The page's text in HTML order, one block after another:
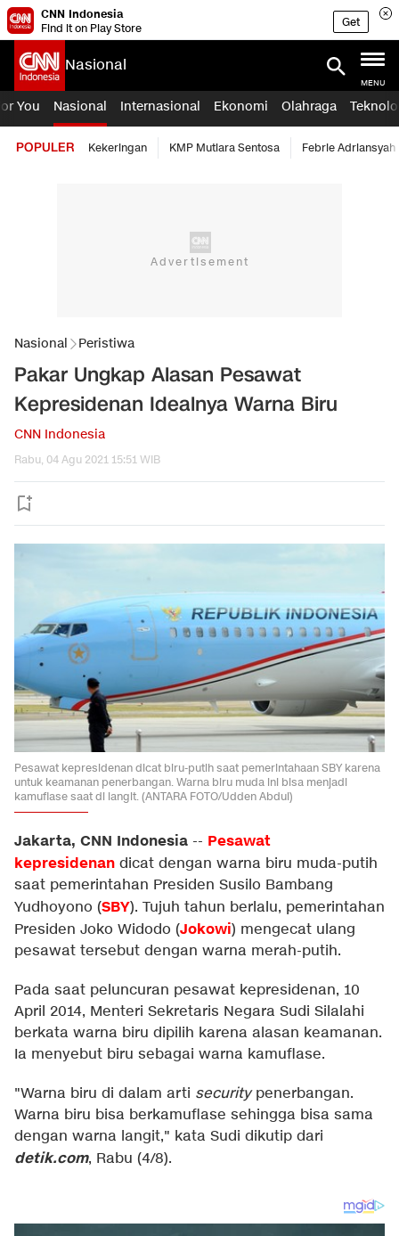
CNN Indonesia
Find it on Play Store
Get
Nasional
MENU
You Nasional Internasional Ekonomi Olahraga
POPULER Kekeringan KMP Mutiara Sentosa Febrie Adriansyah
Nasional Peristiwa
Pakar Ungkap Alasan Pesawat
Kepresidenan Idealnya Warna Biru
CNN Indonesia
Rabu, 04 Agu 2021 15:51 WIB
Pesawat kepresidenan dicat biru-putih saat pemerintahaan SBY karena
untuk keamanan penerbangan. Warna biru muda ini bisa menjadi
kamuflase saat di langit. (ANTARA FOTO/Udden Abdul)
Jakarta, CNN Indonesia -- Pesawat
kepresidenan dicat dengan warna biru muda-putih
saat pemerintahan Presiden Susilo Bambang
Yudhoyono (SBY). Tujuh tahun berlalu, pemerintahan
Presiden Joko Widodo (Jokowi) mengecat ulang
pesawat tersebut dengan warna merah-putih.
Pada saat peluncuran pesawat kepresidenan, 10
April 2014, Menteri Sekretaris Negara Sudi Silalahi
berkata warna biru dipilih karena alasan keamanan.
Ia menyebut biru sebagai warna kamuflase.
"Warna biru di dalam arti securitypenerbangan.
Warna biru bisa berkamuflase sehingga bisa sama
dengan warna langit," kata Sudi dikutip dari
detik.com, Rabu (4/8).